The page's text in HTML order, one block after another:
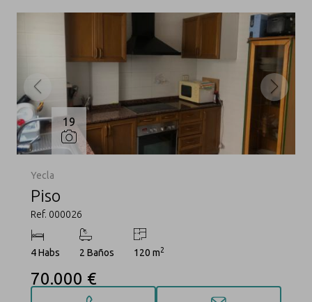
19
Yecla
Piso
Ref. 000026
4 Habs 2 Baños 120 m2
70.000 €